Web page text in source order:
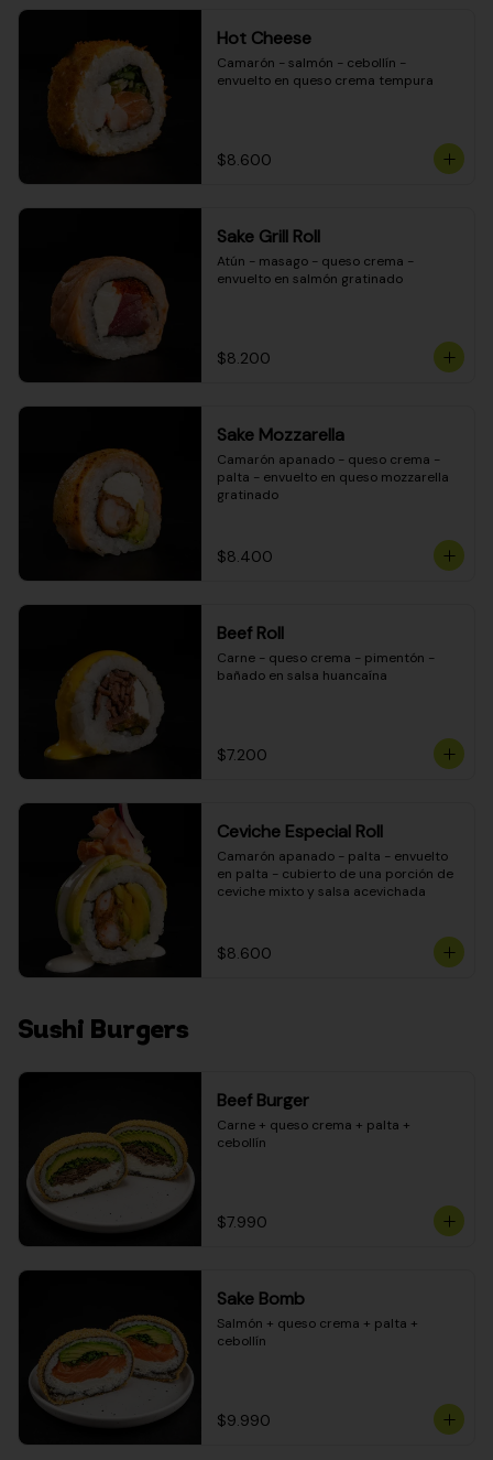
Hot Cheese
Camarón - salmón - cebollín -
envuelto en queso crema tempura
$8.600
Sake Grill Roll
Atún - masago - queso crema -
envuelto en salmón gratinado
$8.200
Sake Mozzarella
Camarón apanado - queso crema -
palta - envuelto en queso mozzarella
gratinado
$8.400
Beef Roll
Carne - queso crema - pimentón -
bañado en salsa huancaína
$7.200
Ceviche Especial Roll
Camarón apanado - palta - envuelto
en palta - cubierto de una porción de
ceviche mixto y salsa acevichada
$8.600
Sushi Burgers
Beef Burger
Carne + queso crema + palta +
cebollín
$7.990
Sake Bomb
Salmón + queso crema + palta +
cebollín
$9.990